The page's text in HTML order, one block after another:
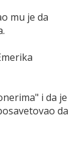
mu je da
i da je
da